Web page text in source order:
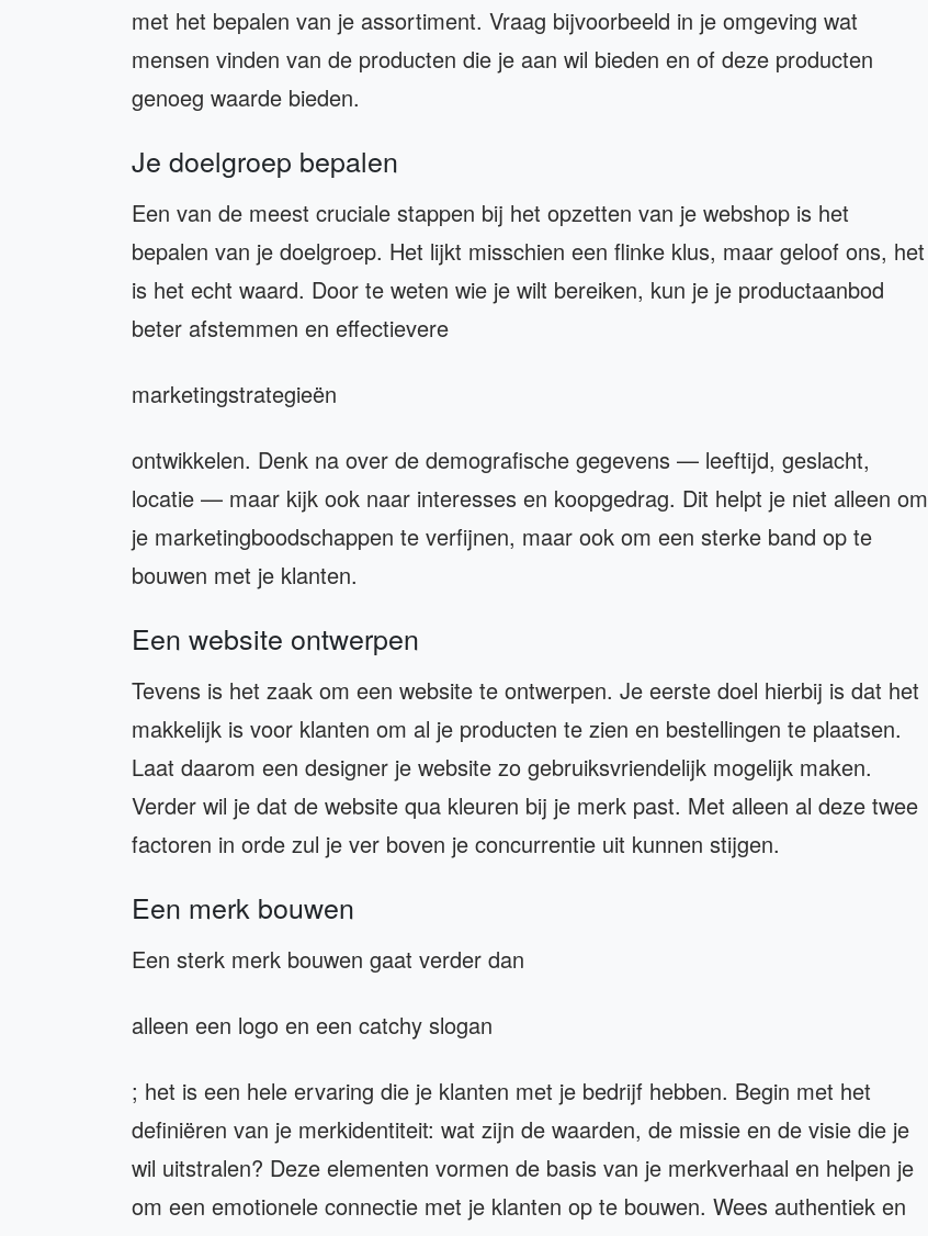
met het bepalen van je assortiment. Vraag bijvoorbeeld in je omgeving wat
mensen vinden van de producten die je aan wil bieden en of deze producten
genoeg waarde bieden.
Je doelgroep bepalen
Een van de meest cruciale stappen bij het opzetten van je webshop is het
bepalen van je doelgroep. Het lijkt misschien een flinke klus, maar geloof ons, het
is het echt waard. Door te weten wie je wilt bereiken, kun je je productaanbod
beter afstemmen en effectievere
marketingstrategieën
ontwikkelen. Denk na over de demografische gegevens — leeftijd, geslacht,
locatie — maar kijk ook naar interesses en koopgedrag. Dit helpt je niet alleen om
je marketingboodschappen te verfijnen, maar ook om een sterke band op te
bouwen met je klanten.
Een website ontwerpen
Tevens is het zaak om een website te ontwerpen. Je eerste doel hierbij is dat het
makkelijk is voor klanten om al je producten te zien en bestellingen te plaatsen.
Laat daarom een designer je website zo gebruiksvriendelijk mogelijk maken.
Verder wil je dat de website qua kleuren bij je merk past. Met alleen al deze twee
factoren in orde zul je ver boven je concurrentie uit kunnen stijgen.
Een merk bouwen
Een sterk merk bouwen gaat verder dan
alleen een logo en een catchy slogan
; het is een hele ervaring die je klanten met je bedrijf hebben. Begin met het
definiëren van je merkidentiteit: wat zijn de waarden, de missie en de visie die je
wil uitstralen? Deze elementen vormen de basis van je merkverhaal en helpen je
om een emotionele connectie met je klanten op te bouwen. Wees authentiek en